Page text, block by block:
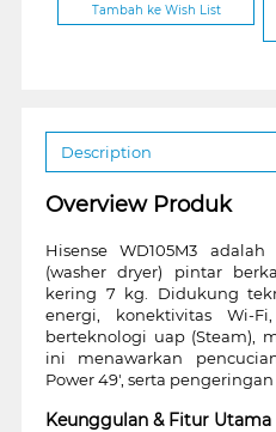
Tambah ke Wish List
Description
Overview Produk
Hisense WD105M3
(washer dryer) pintar
kering 7 kg. Didukung
energi, konektivitas Wi-
berteknologi uap (Steam),
ini menawarkan
Power 49', serta pengeringan
Keunggulan & Fitur Utama